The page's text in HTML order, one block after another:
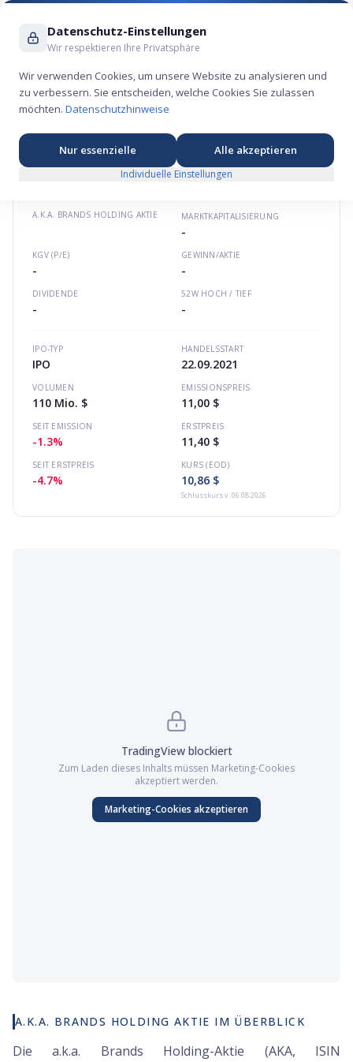
Suche ...
a.k.a. Brands Holding Aktie – Konsum-
Börsengang 2021
Nordamerika 🏷️ aka-brands.com ★★
A.K.A. BRANDS HOLDING AKTIE MARKTKAPITALISIERUNG
-
KGV (P/E)
-
GEWINN/AKTIE
-
DIVIDENDE
-
52W HOCH / TIEF
-
IPO-TYP
IPO
HANDELSSTART
22.09.2021
VOLUMEN
110 Mio. $
EMISSIONSPREIS
11,00 $
SEIT EMISSION
-1.3%
ERSTPREIS
11,40 $
SEIT ERSTPREIS
-4.7%
KURS (EOD)
10,86 $
Schlusskursv. 06.08.2026
TradingViewblockiert
Zum Laden dieses Inhalts müssen Marketing-Cookies
akzeptiert werden.
Marketing-Cookies akzeptieren
A.K.A. BRANDS HOLDING AKTIE IM ÜBERBLICK
Die a.k.a. Brands Holding-Aktie (AKA, ISIN
Datenschutz-Einstellungen
Wir respektieren Ihre Privatsphäre
Wir verwenden Cookies, um unsere Website zu analysieren und
zu verbessern. Sie entscheiden, welche Cookies Sie zulassen
möchten. Datenschutzhinweise
Nur essenzielle Alle akzeptieren
Individuelle Einstellungen